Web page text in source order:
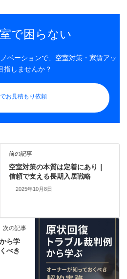
で困らない
ベーションで、空室対策・家賃アッ
指しませんか？
お見積もり依頼
前の記事
空室対策の本質は定着にあり｜
信頼で支える長期入居戦略
2025年10月8日
次の記事
ら学
べき